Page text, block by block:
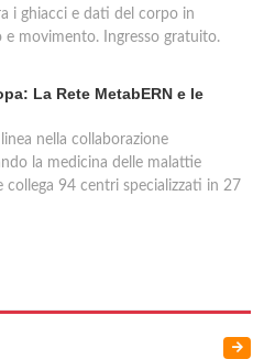
i ghiacci e dati del corpo in
e movimento. Ingresso gratuito.
La Rete MetabERN e le
nella collaborazione
la medicina delle malattie
94 centri specializzati in 27